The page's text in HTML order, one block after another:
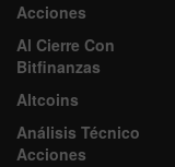
Acciones
Al Cierre Con
Bitfinanzas
Altcoins
Análisis Técnico
Acciones